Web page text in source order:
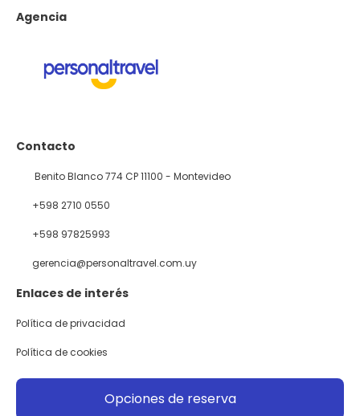
Opciones de reserva
Agencia
Contacto
Benito Blanco 774 CP 11100 - Montevideo
+598 2710 0550
+598 97825993
gerencia@personaltravel.com.uy
Enlaces de interés
Política de privacidad
Política de cookies
@ Copyright 2026